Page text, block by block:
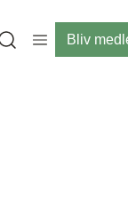
Open search
Bliv